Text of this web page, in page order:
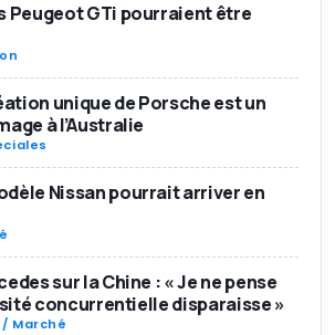
Peugeot GTi pourraient être
unique de Porsche est un
à l’Australie
Nissan pourrait arriver en
sur la Chine : « Je ne pense
concurrentielle disparaisse »
Marché